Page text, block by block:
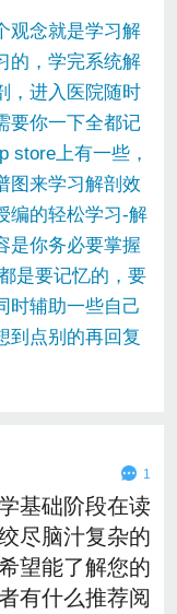
观念就是学习解
的，学完系统解
，进入医院随时
要你一下全都记
store上有一些，
图来学习解剖效
编的轻松学习-解
是你务必要掌握
是要记忆的，要
时辅助一些自己
到点别的再回复
1
基础阶段在读
尽脑汁复杂的
望能了解您的
有什么推荐阅